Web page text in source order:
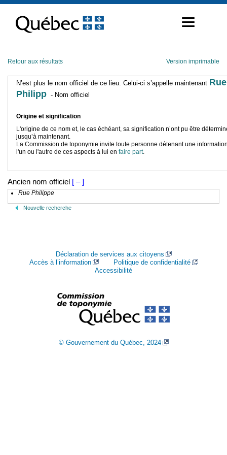
contenu
Retour aux résultats Version imprimable
N’est plus le nom officiel de ce lieu. Celui-ci s’appelle maintenant Rue
Philipp - Nom officiel
Origine et signification
L'origine de ce nom et, le cas échéant, sa signification n’ont pu être
jusqu’à maintenant.
La Commission de toponymie invite toute personne détenant une
l'un ou l'autre de ces aspects à lui en faire part.
Ancien nom officiel [ – ]
Rue Philippe
Nouvelle recherche
Déclaration de services aux citoyens
Accès à l’information
Politique de confidentialité
Accessibilité
© Gouvernement du Québec, 2024